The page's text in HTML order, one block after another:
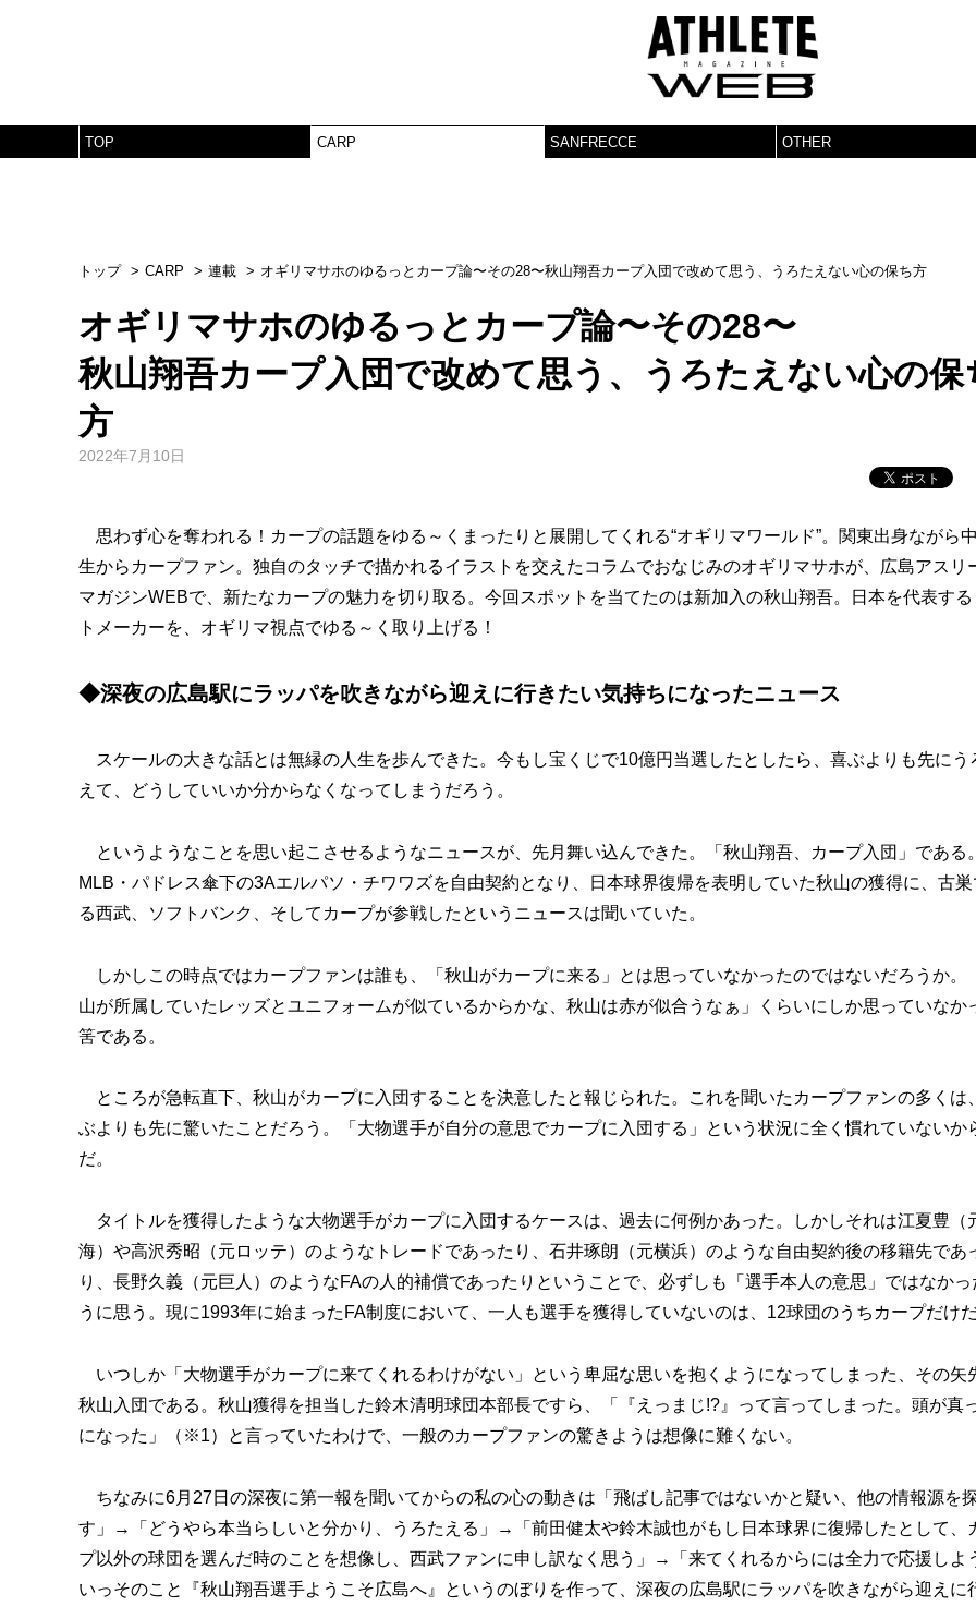
TOP CARP SANFRECCE OTHER
トップ CARP 連載 オギリマサホのゆるっとカープ論〜その28〜秋山翔吾カープ入団で改めて思う、うろたえない心の保ち方
オギリマサホのゆるっとカープ論〜その28〜
秋山翔吾カープ入団で改めて思う、うろたえない心の保
方
2022年7月10日
思わず心を奪われる！カープの話題をゆる～くまったりと展開してくれる“オギリマワールド”。関東出身ながら
生からカープファン。独自のタッチで描かれるイラストを交えたコラムでおなじみのオギリマサホが、広島アスリ
マガジンWEBで、新たなカープの魅力を切り取る。今回スポットを当てたのは新加入の秋山翔吾。日本を代表する
トメーカーを、オギリマ視点でゆる～く取り上げる！
◆深夜の広島駅にラッパを吹きながら迎えに行きたい気持ちになったニュース
スケールの大きな話とは無縁の人生を歩んできた。今もし宝くじで10億円当選したとしたら、喜ぶよりも先にう
えて、どうしていいか分からなくなってしまうだろう。
というようなことを思い起こさせるようなニュースが、先月舞い込んできた。「秋山翔吾、カープ入団」である。
MLB・パドレス傘下の3Aエルパソ・チワワズを自由契約となり、日本球界復帰を表明していた秋山の獲得に、古巣
る西武、ソフトバンク、そしてカープが参戦したというニュースは聞いていた。
しかしこの時点ではカープファンは誰も、「秋山がカープに来る」とは思っていなかったのではないだろうか。
山が所属していたレッズとユニフォームが似ているからかな、秋山は赤が似合うなぁ」くらいにしか思っていなか
筈である。
ところが急転直下、秋山がカープに入団することを決意したと報じられた。これを聞いたカープファンの多くは
ぶよりも先に驚いたことだろう。「大物選手が自分の意思でカープに入団する」という状況に全く慣れていないか
だ。
タイトルを獲得したような大物選手がカープに入団するケースは、過去に何例かあった。しかしそれは江夏豊（
海）や高沢秀昭（元ロッテ）のようなトレードであったり、石井琢朗（元横浜）のような自由契約後の移籍先であ
り、長野久義（元巨人）のようなFAの人的補償であったりということで、必ずしも「選手本人の意思」ではなかっ
うに思う。現に1993年に始まったFA制度において、一人も選手を獲得していないのは、12球団のうちカープだけだ
いつしか「大物選手がカープに来てくれるわけがない」という卑屈な思いを抱くようになってしまった、その矢
秋山入団である。秋山獲得を担当した鈴木清明球団本部長ですら、「『えっまじ!?』って言ってしまった。頭が真
になった」（※1）と言っていたわけで、一般のカープファンの驚きようは想像に難くない。
ちなみに6月27日の深夜に第一報を聞いてからの私の心の動きは「飛ばし記事ではないかと疑い、他の情報源を
す」→「どうやら本当らしいと分かり、うろたえる」→「前田健太や鈴木誠也がもし日本球界に復帰したとして、
プ以外の球団を選んだ時のことを想像し、西武ファンに申し訳なく思う」→「来てくれるからには全力で応援しよ
いっそのこと『秋山翔吾選手ようこそ広島へ』というのぼりを作って、深夜の広島駅にラッパを吹きながら迎えに